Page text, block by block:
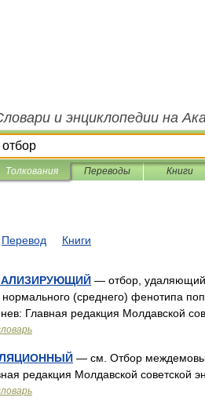
и энциклопедии на
Толкования Переводы Книги
Перевод Книги
— отбор,
нормального (среднего) фенотипа
Главная редакция Молдавской
— см. Отбор
редакция Молдавской советской